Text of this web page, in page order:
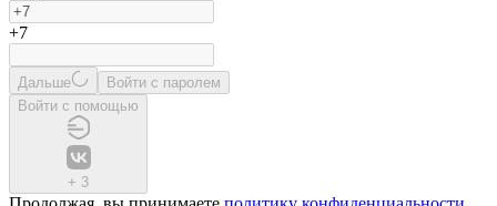
+7
Дальше
Войти с паролем
Войти с помощью
+ 3